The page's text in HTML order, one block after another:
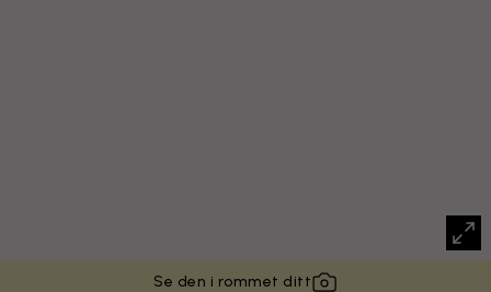
Se den i rommet ditt